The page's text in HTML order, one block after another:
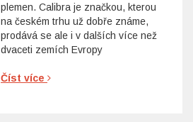
plemen. Calibra je značkou, kterou
na českém trhu už dobře známe,
prodává se ale i v dalších více než
dvaceti zemích Evropy
Číst více